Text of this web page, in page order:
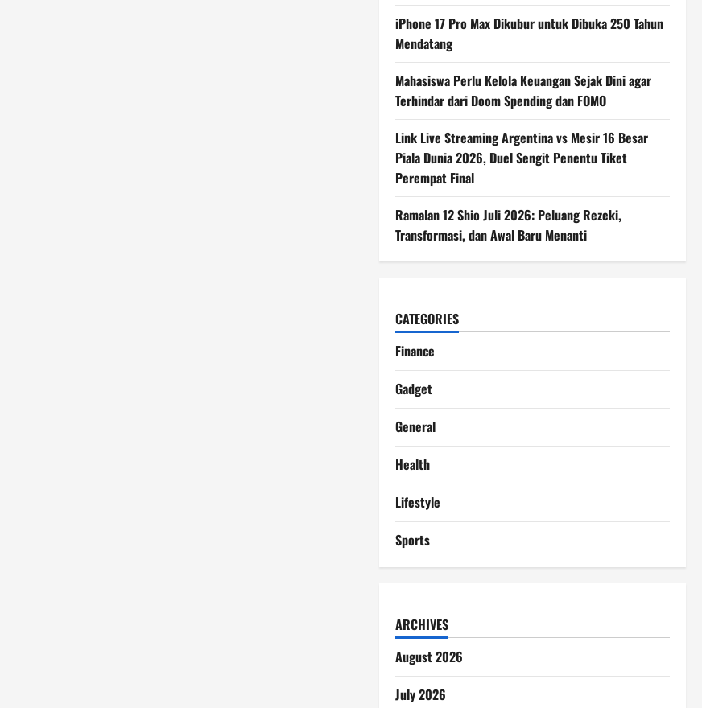
iPhone 17 Pro Max Dikubur untuk Dibuka 250 Tahun
Mendatang
Mahasiswa Perlu Kelola Keuangan Sejak Dini agar
Terhindar dari Doom Spending dan FOMO
Link Live Streaming Argentina vs Mesir 16 Besar
Piala Dunia 2026, Duel Sengit Penentu Tiket
Perempat Final
Ramalan 12 Shio Juli 2026: Peluang Rezeki,
Transformasi, dan Awal Baru Menanti
CATEGORIES
Finance
Gadget
General
Health
Lifestyle
Sports
ARCHIVES
August 2026
July 2026